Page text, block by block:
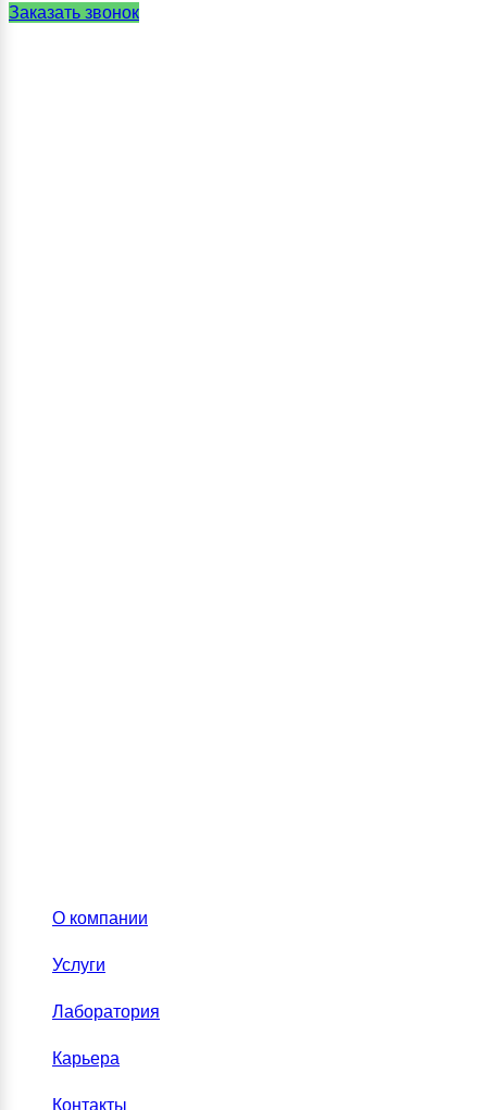
Заказать звонок
О компании
Услуги
Лаборатория
Карьера
Контакты